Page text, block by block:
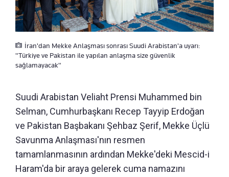
İran'dan Mekke Anlaşması sonrası Suudi Arabistan'a uyarı:
"Türkiye ve Pakistan ile yapılan anlaşma size güvenlik
sağlamayacak"
Suudi Arabistan Veliaht Prensi Muhammed bin
Selman, Cumhurbaşkanı Recep Tayyip Erdoğan
ve Pakistan Başbakanı Şehbaz Şerif, Mekke Üçlü
Savunma Anlaşması'nın resmen
tamamlanmasının ardından Mekke'deki Mescid-i
Haram'da bir araya gelerek cuma namazını